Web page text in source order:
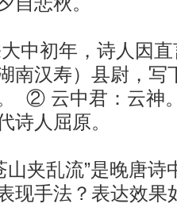
中初年，诗人因
南汉寿）县尉，写
② 云中君：云神
诗人屈原。
夹乱流”是晚唐诗
现手法？表达效果